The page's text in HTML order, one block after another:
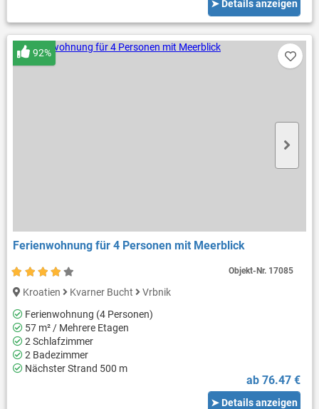
➤ Details anzeigen
Ferienwohnung für 4 Personen mit Meerblick
92%
Kroatien Kvarner Bucht
Vrbnik
Ferienwohnung (4 Personen)
57 m² / Mehrere Etagen
2 Schlafzimmer
2 Badezimmer
Nächster Strand 500 m
ab 76.47 €
➤ Details anzeigen
Objekt-Nr. 17085